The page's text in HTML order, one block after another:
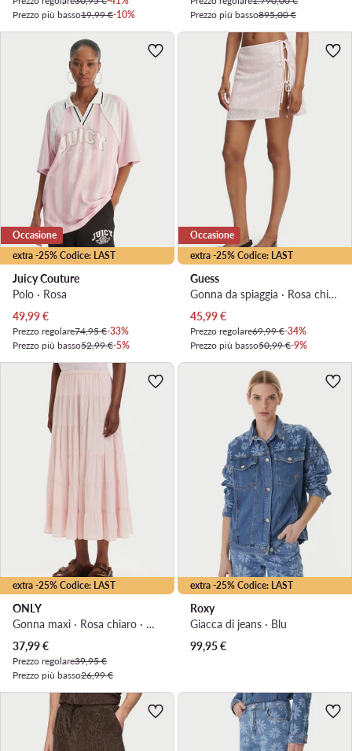
Prezzo più basso19,99 €-10%
Prezzo più basso895,00 €
extra -25% Codice: LAST
Occasione
Juicy Couture
Polo · Rosa
Prezzo attuale
49,99€
Prezzo regolare74,95 €-33%
Prezzo più basso52,99 €-5%
extra -25% Codice: LAST
Occasione
Guess
Gonna da spiaggia · Rosa chiaro
Prezzo attuale
45,99€
Prezzo regolare69,99 €-34%
Prezzo più basso50,99 €-9%
extra -25% Codice: LAST
ONLY
Gonna maxi · Rosa chiaro · Maxi
Prezzo attuale
37,99€
Prezzo regolare39,95 €
Prezzo più basso26,99 €
extra -25% Codice: LAST
Roxy
Giacca di jeans · Blu
99,95€